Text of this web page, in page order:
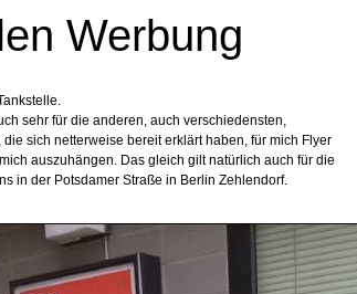
Werbung
sehr für die anderen, auch verschiedensten,
sich netterweise bereit erklärt haben, für mich Flyer
auszuhängen. Das gleich gilt natürlich auch für die
in der Potsdamer Straße in Berlin Zehlendorf.